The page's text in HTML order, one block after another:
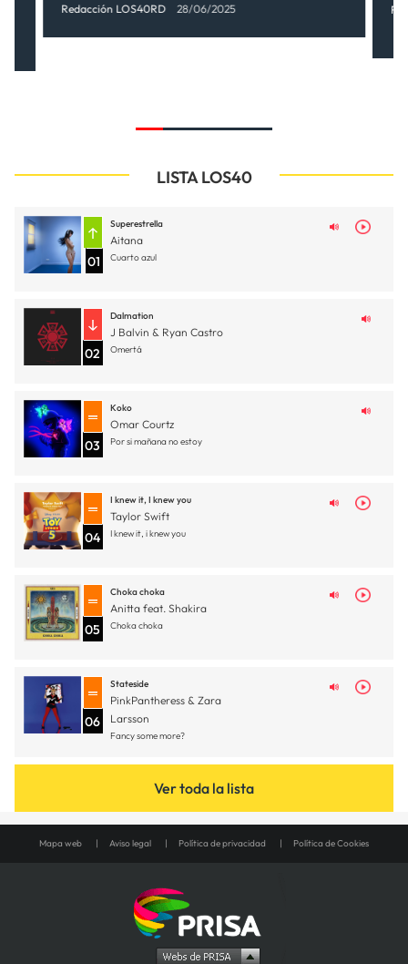
Redacción LOS40RD 28/06/2025
LISTA LOS40
01
Superestrella
Aitana
Cuarto azul
02
Dalmation
J Balvin & Ryan Castro
Omertá
03
Koko
Omar Courtz
Por si mañana no estoy
04
I knew it, I knew you
Taylor Swift
I knew it, i knew you
05
Choka choka
Anitta feat. Shakira
Choka choka
06
Stateside
PinkPantheress & Zara
Larsson
Fancy some more?
Ver toda la lista
Mapa web Aviso legal Política de privacidad Política de Cookies